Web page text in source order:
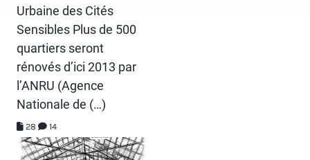
Urbaine des Cités
Sensibles Plus de 500
quartiers seront
rénovés d’ici 2013 par
l’ANRU (Agence
Nationale de (…)
28 14